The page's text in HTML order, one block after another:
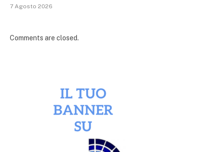
7 Agosto 2026
Comments are closed.